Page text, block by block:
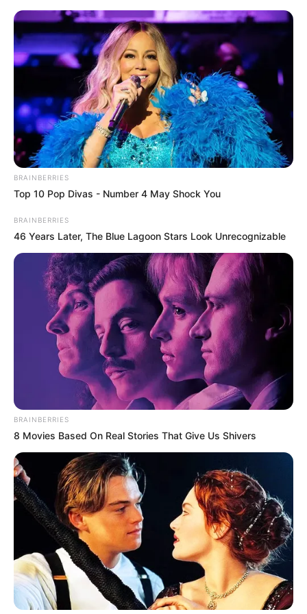
Seja bem vindo à nossa Política de Privacidade! Aqui iremos
lhe explicar quem somos, como cuidamos de suas
informações e quais as medidas de proteção adotamos
para garantir a maior segurança possível à nossa relação.
Primeiro, o que é o site Revista Artesanato?
Nós somos o portal informativo Revista Artesanatoe
temos o objetivo de compartilhar informações sobre de
modo simples, acessível, claro e eficiente. Também
podemos promover produtos e serviços relacionados, à
medida em que publicamos nosso conteúdo informativo.
Outrossim, essa divulgação pode ser indireta, através de
BRAINBERRIES
Top 10 Pop Divas - Number 4 May Shock You
BRAINBERRIES
46 Years Later, The Blue Lagoon Stars Look Unrecognizable
BRAINBERRIES
8 Movies Based On Real Stories That Give Us Shivers